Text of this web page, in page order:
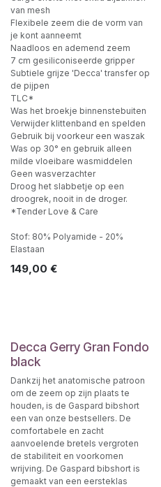
van mesh
Flexibele zeem die de vorm van
je kont aanneemt
Naadloos en ademend zeem
7 cm gesiliconiseerde gripper
Subtiele grijze 'Decca' transfer op
de pijpen
TLC*
Was het broekje binnenstebuiten
Verwijder klittenband en spelden
Gebruik bij voorkeur een waszak
Was op 30° en gebruik alleen
milde vloeibare wasmiddelen
Geen wasverzachter
Droog het slabbetje op een
droogrek, nooit in de droger.
*Tender Love & Care
Stof: 80% Polyamide - 20%
Elastaan
149,00 €
Decca Gerry Gran Fondo
black
Dankzij het anatomische patroon
om de zeem op zijn plaats te
houden, is de Gaspard bibshort
een van onze bestsellers. De
comfortabele en zacht
aanvoelende bretels vergroten
de stabiliteit en voorkomen
wrijving. De Gaspard bibshort is
gemaakt van een eersteklas